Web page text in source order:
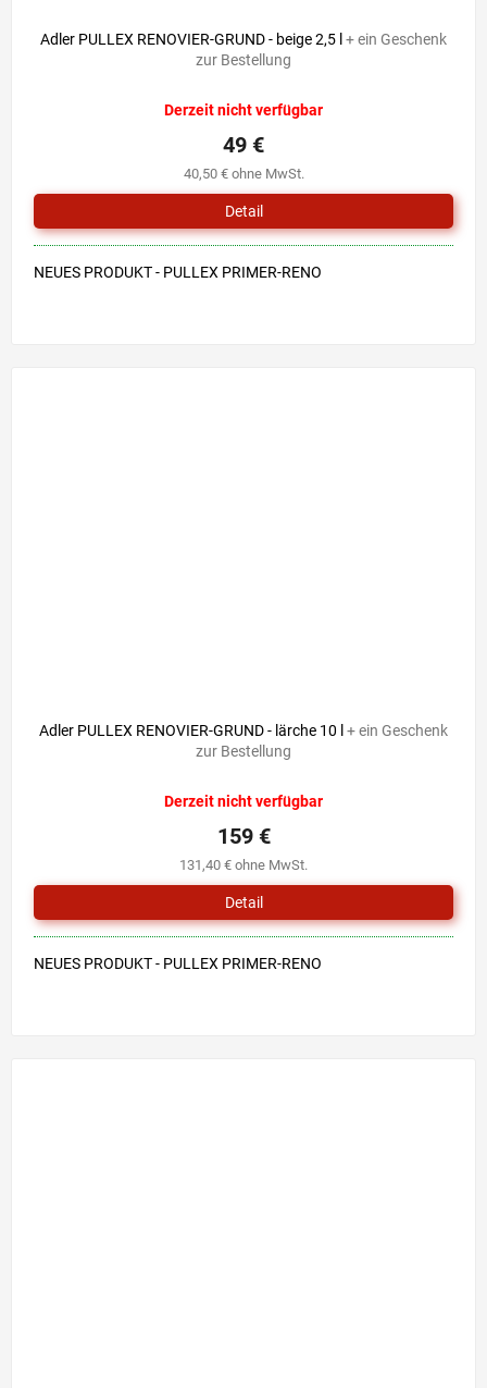
Adler PULLEX RENOVIER-GRUND - beige 2,5 l + ein Geschenk
zur Bestellung
Derzeit nicht verfügbar
40,50 € ohne MwSt.
49 €
Detail
NEUES PRODUKT - PULLEX PRIMER-RENO
Adler PULLEX RENOVIER-GRUND - lärche 10 l + ein Geschenk
zur Bestellung
Derzeit nicht verfügbar
131,40 € ohne MwSt.
159 €
Detail
NEUES PRODUKT - PULLEX PRIMER-RENO